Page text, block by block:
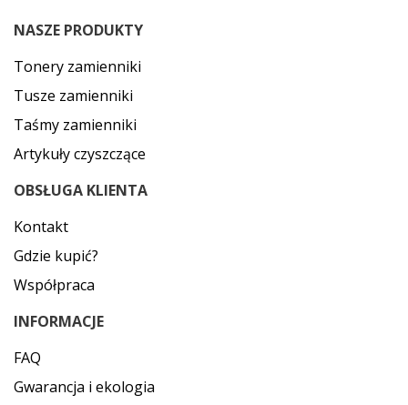
NASZE PRODUKTY
Tonery zamienniki
Tusze zamienniki
Taśmy zamienniki
Artykuły czyszczące
OBSŁUGA KLIENTA
Kontakt
Gdzie kupić?
Współpraca
INFORMACJE
FAQ
Gwarancja i ekologia